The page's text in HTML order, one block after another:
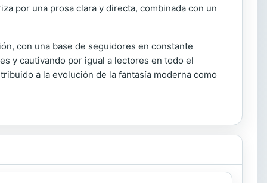
por una prosa clara y directa, combinada con un
con una base de seguidores en constante
y cautivando por igual a lectores en todo el
a la evolución de la fantasía moderna como